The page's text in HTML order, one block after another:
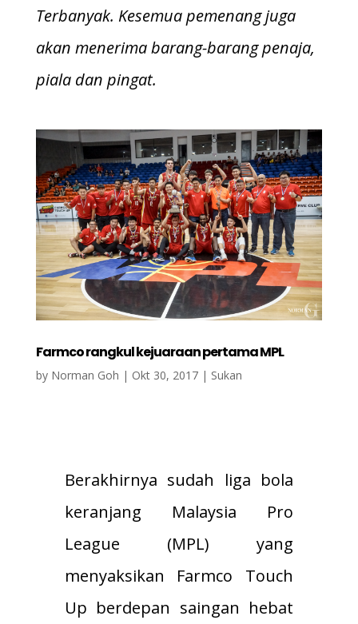
Terbanyak. Kesemua pemenang juga
akan menerima barang-barang penaja,
piala dan pingat.
Farmco rangkul kejuaraan pertama MPL
by Norman Goh | Okt 30, 2017| Sukan
Berakhirnya sudah liga bola
keranjang Malaysia Pro
League (MPL) yang
menyaksikan Farmco Touch
Up berdepan saingan hebat